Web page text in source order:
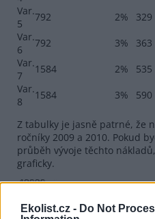
Ekolist.cz - Do Not
Var.
5
792 2% 329
Var.
6
792 3% 363
Var.
7
1584 2% 535
Var.
8
1584 3% 590
Z tabulky je jasně patrné, že
ročníky 2009 a 2010. Pokud
průběh vývoje těchto
graficky.